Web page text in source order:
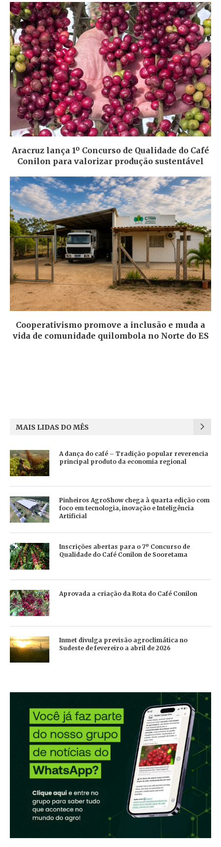
Aracruz lança 1º Concurso de Qualidade do Café
Conilon para valorizar produção sustentável
Cooperativismo promove a inclusão e muda a
vida de comunidade quilombola no Norte do ES
MAIS LIDAS DO MÊS
A dança do café – Tradição popular reverencia
principal produto da economia regional
Pinheiros AgroShow chega à quarta edição com
foco em tecnologia, inovação e Inteligência
Artificial
Inscrições abertas para o 7º Concurso de
Qualidade do Café Conilon de Sooretama
Aprovada a criação da Rota do Café Conilon
Inmet divulga previsão agroclimática no
Sudeste de fevereiro a abril de 2026